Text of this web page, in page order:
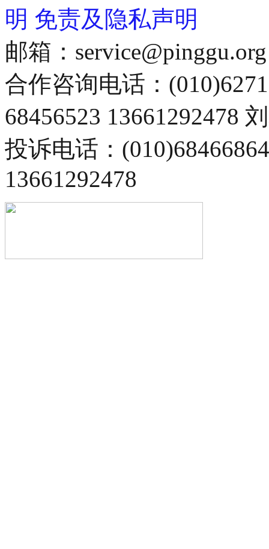
明 免责及隐私声明
邮箱：service@pinggu.org
合作咨询电话：
68456523 13661292478
投诉电话：
13661292478